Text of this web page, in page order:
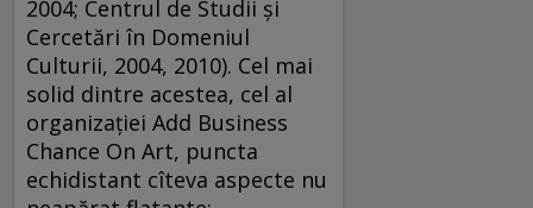
2004; Centrul de Studii şi
Cercetări în Domeniul
Culturii, 2004, 2010). Cel mai
solid dintre acestea, cel al
organizaţiei Add Business
Chance On Art, puncta
echidistant cîteva aspecte nu